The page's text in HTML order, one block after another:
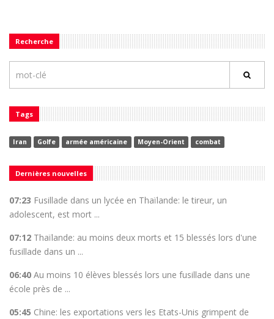
Recherche
Tags
Iran Golfe armée américaine Moyen-Orient combat
Dernières nouvelles
07:23 Fusillade dans un lycée en Thaïlande: le tireur, un
adolescent, est mort ...
07:12 Thaïlande: au moins deux morts et 15 blessés lors d'une
fusillade dans un ...
06:40 Au moins 10 élèves blessés lors une fusillade dans une
école près de ...
05:45 Chine: les exportations vers les Etats-Unis grimpent de